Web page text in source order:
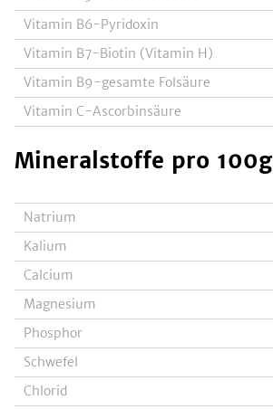
Vitamin B6-Pyridoxin
Vitamin B7-Biotin (Vitamin H)
Vitamin B9-gesamte Folsäure
Vitamin C-Ascorbinsäure
Mineralstoffe pro 100g
Natrium
Kalium
Calcium
Magnesium
Phosphor
Schwefel
Chlorid